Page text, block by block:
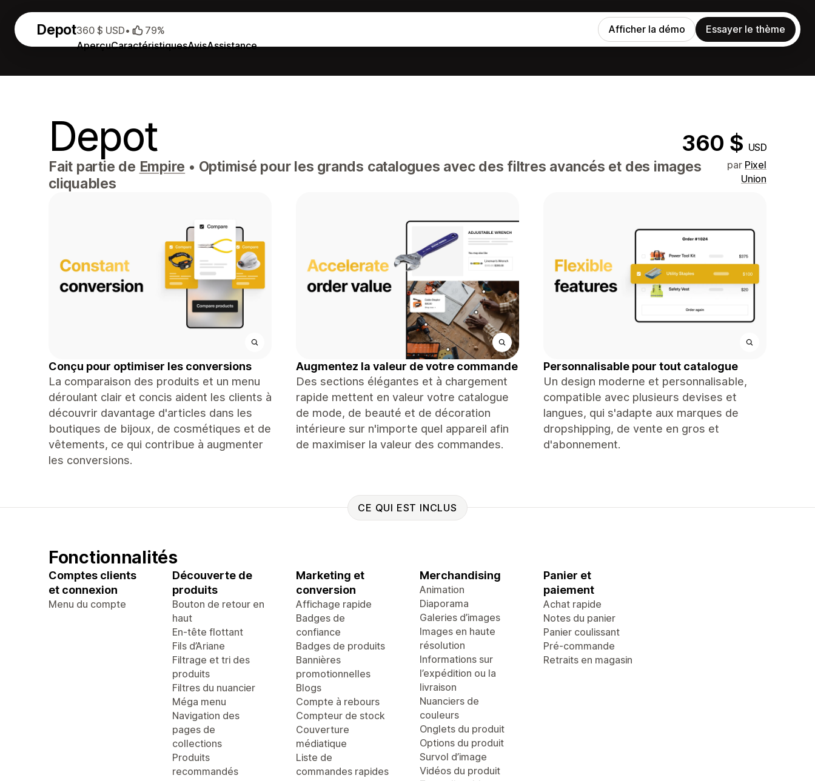
Depot
AperçuCaractéristiquesAvisAssistance
360 $ USD• 79% Afficher la démo Essayer le thème
Depot 360 $ USD
Fait partie de Empire • Optimisé pour les grands catalogues avec des filtres avancés et des images
cliquables
par Pixel
Union
Conçu pour optimiser les conversions
La comparaison des produits et un menu
déroulant clair et concis aident les clients à
découvrir davantage d'articles dans les
boutiques de bijoux, de cosmétiques et de
vêtements, ce qui contribue à augmenter
les conversions.
Augmentez la valeur de votre commande
Des sections élégantes et à chargement
rapide mettent en valeur votre catalogue
de mode, de beauté et de décoration
intérieure sur n'importe quel appareil afin
de maximiser la valeur des commandes.
Personnalisable pour tout catalogue
Un design moderne et personnalisable,
compatible avec plusieurs devises et
langues, qui s'adapte aux marques de
dropshipping, de vente en gros et
d'abonnement.
CE QUI EST INCLUS
Fonctionnalités
Comptes clients
et connexion
Menu du compte
Découverte de
produits
Bouton de retour en
haut
En-tête flottant
Fils d’Ariane
Filtrage et tri des
produits
Filtres du nuancier
Méga menu
Navigation des
pages de
collections
Produits
recommandés
Marketing et
conversion
Affichage rapide
Badges de
confiance
Badges de produits
Bannières
promotionnelles
Blogs
Compte à rebours
Compteur de stock
Couverture
médiatique
Liste de
commandes rapides
Merchandising
Animation
Diaporama
Galeries d’images
Images en haute
résolution
Informations sur
l’expédition ou la
livraison
Nuanciers de
couleurs
Onglets du produit
Options du produit
Survol d’image
Vidéos du produit
Panier et
paiement
Achat rapide
Notes du panier
Panier coulissant
Pré-commande
Retraits en magasin